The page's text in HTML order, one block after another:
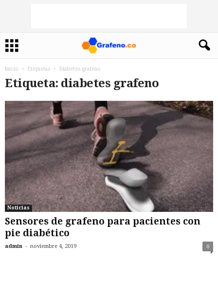
Inicio Etiquetas Diabetes grafeno
Etiqueta: diabetes grafeno
Noticias
Sensores de grafeno para pacientes con
pie diabético
admin - noviembre 4, 2019 0